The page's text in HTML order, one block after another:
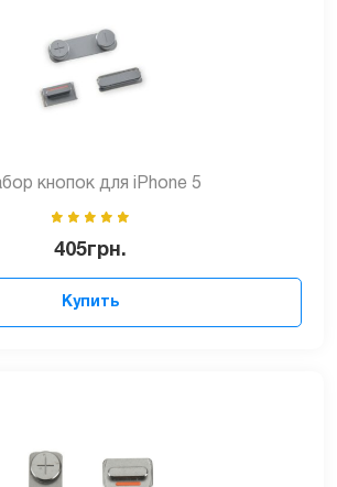
кнопок для iPhone 5
405грн.
Купить